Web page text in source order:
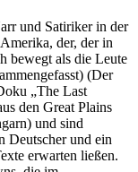
und Satiriker in der
der, der in
bewegt als die Leute
(Der
„The Last
den Great Plains
und sind
Deutscher und ein
erwarten ließen.